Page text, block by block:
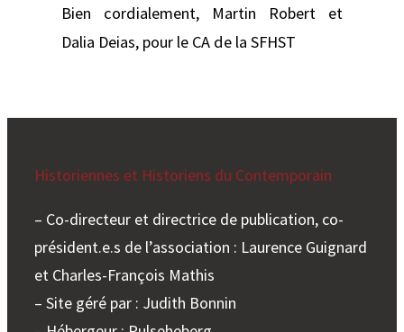
Bien cordialement, Martin Robert et
Dalia Deias, pour le CA de la SFHST
Historiennes et Historiens du Contemporain
– Co-directeur et directrice de publication, co-
président.e.s de l’association : Laurence Guignard
et Charles-François Mathis
– Site géré par : Judith Bonnin